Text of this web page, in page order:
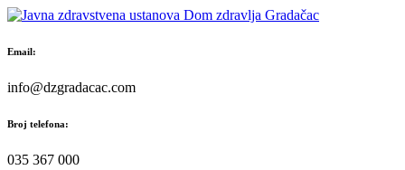
Skip
content
Email:
info@dzgradacac.com
Broj telefona:
035 367 000